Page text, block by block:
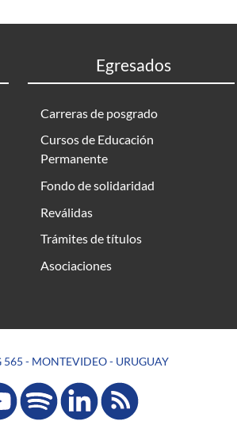
Egresados
Carreras de posgrado
Cursos de Educación
Permanente
Fondo de solidaridad
Reválidas
Trámites de títulos
Asociaciones
565 - MONTEVIDEO - URUGUAY